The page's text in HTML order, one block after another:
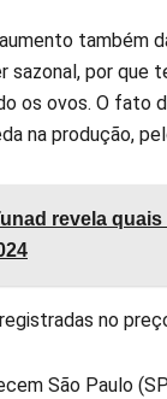
também
por que
os ovos. O fato
na produção,
revela
no
São Paulo